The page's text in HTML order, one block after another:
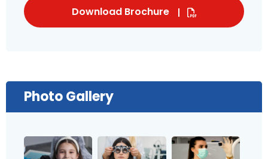
Download Brochure
Photo Gallery